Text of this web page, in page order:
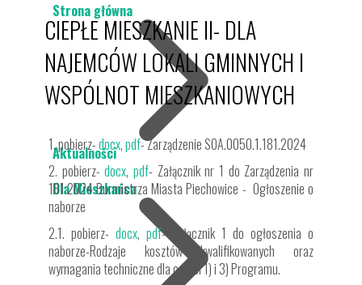
Strona główna
Aktualności
Dla Mieszkańca
CIEPŁE MIESZKANIE II- DLA
NAJEMCÓW LOKALI GMINNYCH I
WSPÓLNOT MIESZKANIOWYCH
1. pobierz-docx,pdf- Zarządzenie SOA.0050.1.181.2024
2. pobierz-docx,pdf- Załącznik nr 1 do Zarządzenia nr
181.2024 Burmistrza Miasta Piechowice - Ogłoszenie o
naborze
2.1. pobierz- docx, pdf- Załącznik 1 do ogłoszenia o
naborze-Rodzaje kosztów kwalifikowanych oraz
wymagania techniczne dla części 1) i 3) Programu.